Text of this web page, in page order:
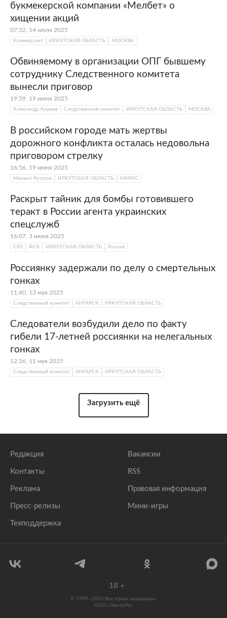
букмекерской компании «Мелбет» о
хищении акций
07:32, 14 июля 2025
Коммерсант ИРКУТСКАЯ ОБЛАСТЬ МОСКВА
Обвиняемому в организации ОПГ бывшему
сотруднику Следственного комитета
вынесли приговор
19:59, 19 июня 2025
Александр Киреев Следственный комитет ИРКУТСКАЯ ОБЛАСТЬ МОСКВА
В российском городе мать жертвы
дорожного конфликта осталась недовольна
приговором стрелку
16:56, 19 июня 2025
Михаил Кутузов ИРКУТСКАЯ ОБЛАСТЬ МАРКС
Раскрыт тайник для бомбы готовившего
теракт в России агента украинских
спецслужб
16:07, 3 июня 2025
СБУ ФСБ ИРКУТСКАЯ ОБЛАСТЬ Россия
Россиянку задержали по делу о смертельных
гонках
11:40, 13 мая 2025
Следственный комитет АНГАРСК ИРКУТСКАЯ ОБЛАСТЬ
Следователи возбудили дело по факту
гибели 17-летней россиянки на нелегальных
гонках
12:36, 11 мая 2025
Следственный комитет АНГАРСК ИРКУТСКАЯ ОБЛАСТЬ
Загрузить ещё
Редакция
Контакты
Реклама
Пресс-релизы
Техподдержка
Вакансии
RSS
Правовая информация
Мини-игры
18 +
© 1999–2026 Все права защищены.
ООО «Лента.Ру»